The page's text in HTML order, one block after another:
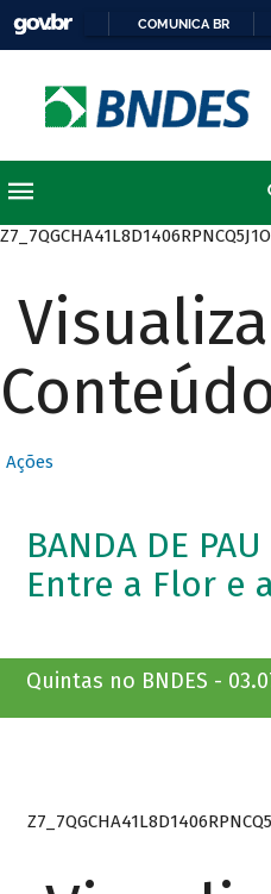
COMUNICA BR
Ações
BANDA DE
Entre a Flor e
Quintas no BNDES -